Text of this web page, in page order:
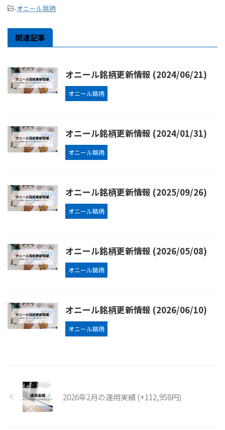
-オニール銘柄
関連記事
オニール銘柄更新情報 (2024/06/21)
オニール銘柄
オニール銘柄更新情報 (2024/01/31)
オニール銘柄
オニール銘柄更新情報 (2025/09/26)
オニール銘柄
オニール銘柄更新情報 (2026/05/08)
オニール銘柄
オニール銘柄更新情報 (2026/06/10)
オニール銘柄
2026年2月の運用実績 (+112,958円)